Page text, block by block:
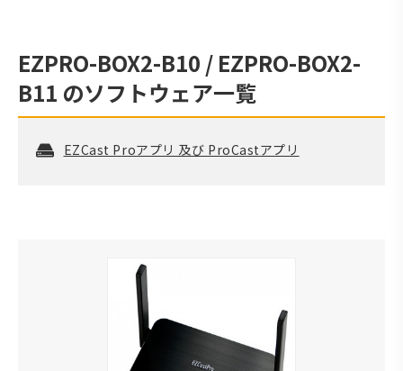
EZPRO-BOX2-B10 / EZPRO-BOX2-
B11 のソフトウェア一覧
EZCast Proアプリ 及び ProCastアプリ